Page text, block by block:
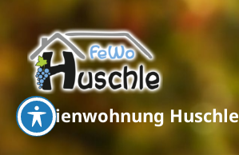
Ferienwohnung Huschle